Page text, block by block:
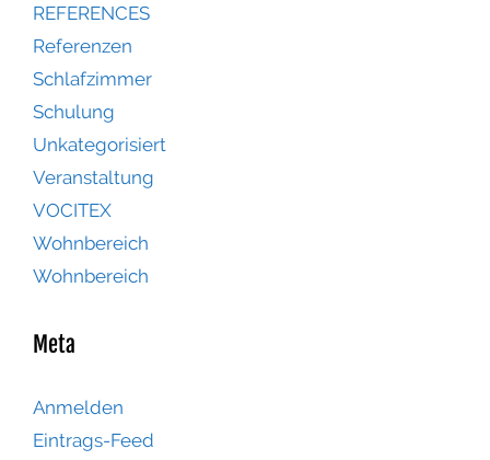
REFERENCES
Referenzen
Schlafzimmer
Schulung
Unkategorisiert
Veranstaltung
VOCITEX
Wohnbereich
Wohnbereich
Meta
Anmelden
Eintrags-Feed